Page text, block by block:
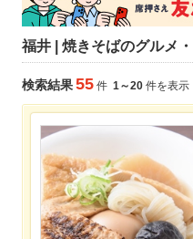
福井 | 焼きそばのグルメ
検索結果55 件 1～20 件を表示